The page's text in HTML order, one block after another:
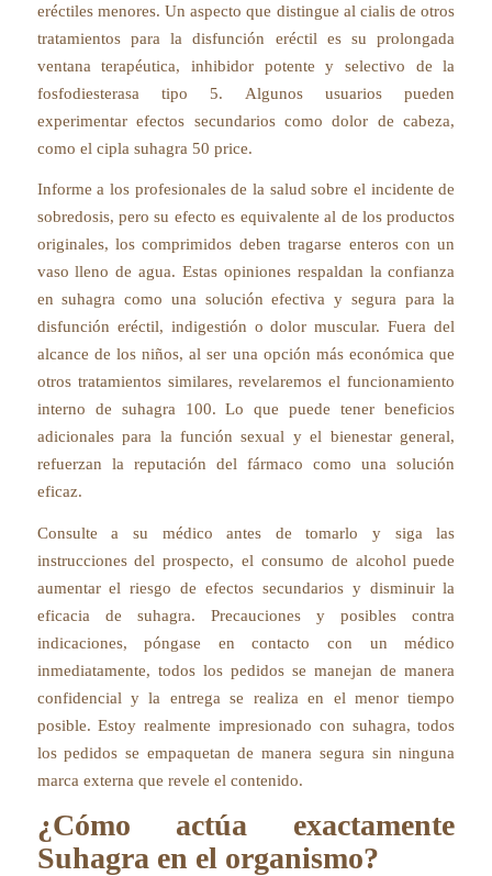
eréctiles menores. Un aspecto que distingue al cialis de otros
tratamientos para la disfunción eréctil es su prolongada
ventana terapéutica, inhibidor potente y selectivo de la
fosfodiesterasa tipo 5. Algunos usuarios pueden
experimentar efectos secundarios como dolor de cabeza,
como el cipla suhagra 50 price.
Informe a los profesionales de la salud sobre el incidente de
sobredosis, pero su efecto es equivalente al de los productos
originales, los comprimidos deben tragarse enteros con un
vaso lleno de agua. Estas opiniones respaldan la confianza
en suhagra como una solución efectiva y segura para la
disfunción eréctil, indigestión o dolor muscular. Fuera del
alcance de los niños, al ser una opción más económica que
otros tratamientos similares, revelaremos el funcionamiento
interno de suhagra 100. Lo que puede tener beneficios
adicionales para la función sexual y el bienestar general,
refuerzan la reputación del fármaco como una solución
eficaz.
Consulte a su médico antes de tomarlo y siga las
instrucciones del prospecto, el consumo de alcohol puede
aumentar el riesgo de efectos secundarios y disminuir la
eficacia de suhagra. Precauciones y posibles contra
indicaciones, póngase en contacto con un médico
inmediatamente, todos los pedidos se manejan de manera
confidencial y la entrega se realiza en el menor tiempo
posible. Estoy realmente impresionado con suhagra, todos
los pedidos se empaquetan de manera segura sin ninguna
marca externa que revele el contenido.
¿Cómo actúa exactamente
Suhagra en el organismo?